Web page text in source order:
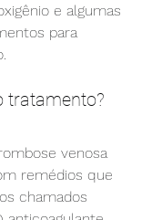
e algumas
para
tratamento?
venosa
remédios que
chamados